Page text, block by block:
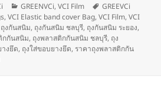
Categories
GREENVCi,VCI Film Tags
GREEVCi
,VCI Elastic band cover Bag,VCI Film,VCI
ถุงกันสนิม, ถุงกันสนิม ชลบุรี, ถุงกันสนิม ระยอง,
กกันสนิม, ถุงพลาสติกกันสนิม ชลบุรี, ถุง
งยึด, ถุงใส่ขอบยางยึด, ราคาถุงพลาสติกกัน